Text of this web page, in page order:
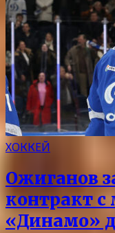
ХОККЕЙ
Ожиганов
контракт
«Динамо»